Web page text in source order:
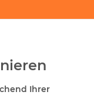
Ihrer